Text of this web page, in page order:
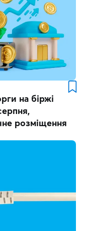
на біржі
розміщення